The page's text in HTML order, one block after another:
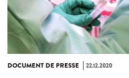
DOCUMENT DE PRESSE 22.12.2020